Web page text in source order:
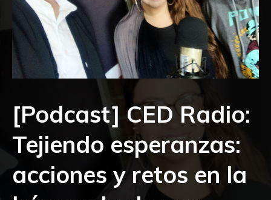
[Podcast] CED Radio:
Tejiendo esperanzas:
acciones y retos en la